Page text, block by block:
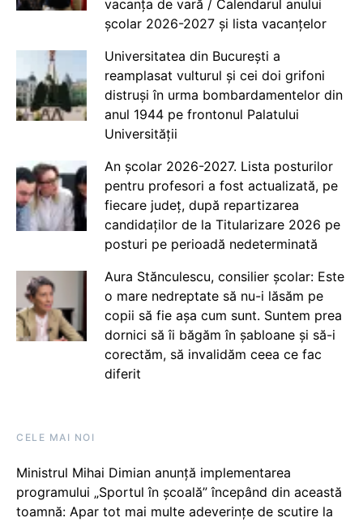
vacanța de vară / Calendarul anului
școlar 2026-2027 și lista vacanțelor
Universitatea din București a
reamplasat vulturul și cei doi grifoni
distruși în urma bombardamentelor din
anul 1944 pe frontonul Palatului
Universității
An școlar 2026-2027. Lista posturilor
pentru profesori a fost actualizată, pe
fiecare județ, după repartizarea
candidaților de la Titularizare 2026 pe
posturi pe perioadă nedeterminată
Aura Stănculescu, consilier școlar: Este
o mare nedreptate să nu-i lăsăm pe
copii să fie așa cum sunt. Suntem prea
dornici să îi băgăm în șabloane și să-i
corectăm, să invalidăm ceea ce fac
diferit
CELE MAI NOI
Ministrul Mihai Dimian anunță implementarea
programului „Sportul în școală” începând din această
toamnă: Apar tot mai multe adeverințe de scutire la